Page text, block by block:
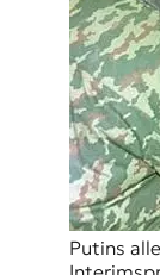
Putins